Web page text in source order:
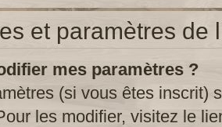
et paramètres de
mes paramètres ?
(si vous êtes inscrit)
les modifier, visitez le